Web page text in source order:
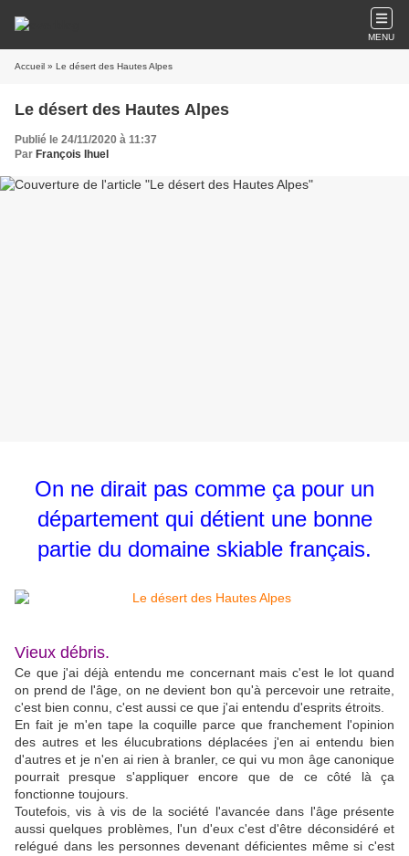
MENU
Accueil » Le désert des Hautes Alpes
Le désert des Hautes Alpes
Publié le 24/11/2020 à 11:37
Par François Ihuel
On ne dirait pas comme ça pour un
département qui détient une bonne
partie du domaine skiable français.
Vieux débris.
Ce que j'ai déjà entendu me concernant mais c'est le lot quand
on prend de l'âge, on ne devient bon qu'à percevoir une retraite,
c'est bien connu, c'est aussi ce que j'ai entendu d'esprits étroits.
En fait je m'en tape la coquille parce que franchement l'opinion
des autres et les élucubrations déplacées j'en ai entendu bien
d'autres et je n'en ai rien à branler, ce qui vu mon âge canonique
pourrait presque s'appliquer encore que de ce côté là ça
fonctionne toujours.
Toutefois, vis à vis de la société l'avancée dans l'âge présente
aussi quelques problèmes, l'un d'eux c'est d'être déconsidéré et
relégué dans les personnes devenant déficientes même si c'est